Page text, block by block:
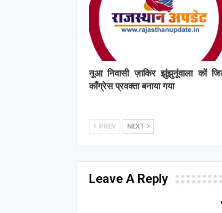
नूआ निवासी ज़ाकिर झुंझुनूंवाला कों
काँग्रेस प्रवक्ता बनाया गया
PREV NEXT
Leave A Reply